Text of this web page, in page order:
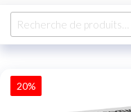
20%